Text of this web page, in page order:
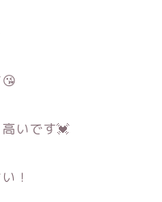
いです💓
！